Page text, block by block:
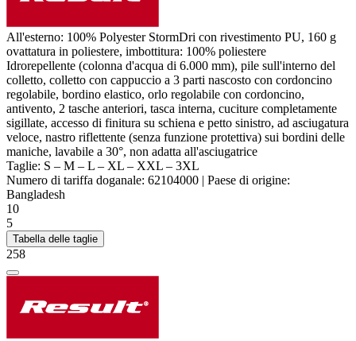
All'esterno: 100% Polyester StormDri con rivestimento PU, 160 g
ovattatura in poliestere, imbottitura: 100% poliestere
Idrorepellente (colonna d'acqua di 6.000 mm), pile sull'interno del
colletto, colletto con cappuccio a 3 parti nascosto con cordoncino
regolabile, bordino elastico, orlo regolabile con cordoncino,
antivento, 2 tasche anteriori, tasca interna, cuciture completamente
sigillate, accesso di finitura su schiena e petto sinistro, ad asciugatura
veloce, nastro riflettente (senza funzione protettiva) sui bordini delle
maniche, lavabile a 30°, non adatta all'asciugatrice
Taglie: S – M – L – XL – XXL – 3XL
Numero di tariffa doganale: 62104000 | Paese di origine:
Bangladesh
10
5
Tabella delle taglie
258